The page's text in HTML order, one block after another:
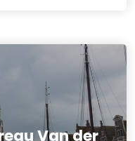
Van der